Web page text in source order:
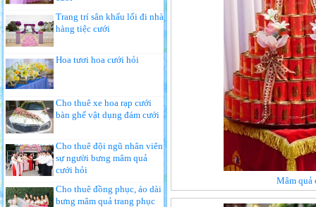
Trang trí sân khấu lối đi nhà
hàng tiệc cưới
Hoa tươi hoa cưới hỏi
Cho thuê xe hoa rạp cưới
bàn ghế vật dụng đám cưới
Cho thuê đội ngũ nhân viên
sự người bưng mâm quả
cưới hỏi
Cho thuê đồng phục, áo dài
bưng mâm quả trang phục
Mâm quả